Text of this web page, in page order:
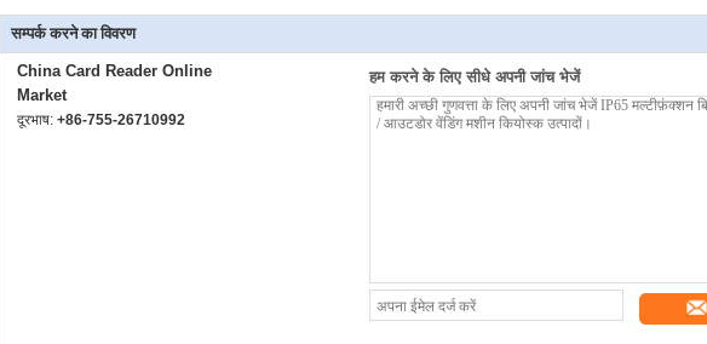
सम्पर्क करने का विवरण
China Card Reader Online
Market
दूरभाष: +86-755-26710992
हम करने के लिए सीधे अपनी जांच भेजें